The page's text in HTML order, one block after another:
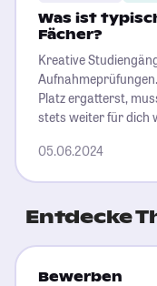
Was ist
Fächer?
Kreative
Platz ergatterst,
stets weiter für dich
05.06.2024
Entdecke
Bewerben